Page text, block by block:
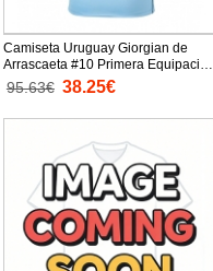
Camiseta Uruguay Giorgian de
Arrascaeta #10 Primera Equipación
Replica Mundial 2026 mangas
cortas
95.63€ 38.25€